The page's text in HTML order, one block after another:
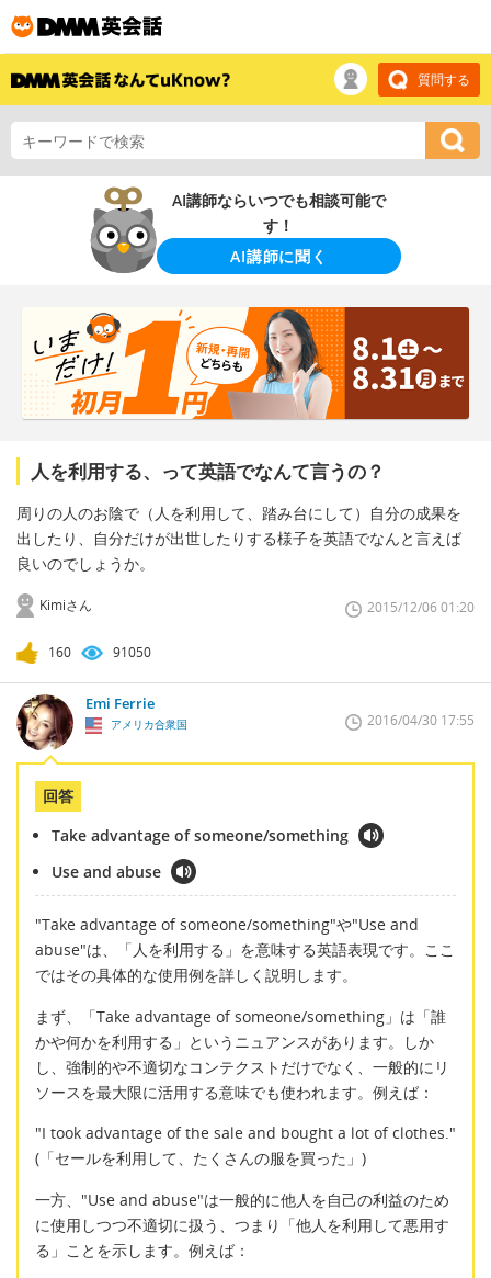
質問する
AI講師ならいつでも相談可能で
す！
AI講師に聞く
人を利用する、って英語でなんて言うの？
周りの人のお陰で（人を利用して、踏み台にして）自分の成果を
出したり、自分だけが出世したりする様子を英語でなんと言えば
良いのでしょうか。
Kimiさん 2015/12/06 01:20
160 91050
Emi Ferrie
アメリカ合衆国 2016/04/30 17:55
回答
Take advantage of someone/something
Use and abuse
"Take advantage of someone/something"や"Use and
abuse"は、「人を利用する」を意味する英語表現です。ここ
ではその具体的な使用例を詳しく説明します。
まず、「Take advantage of someone/something」は「誰
かや何かを利用する」というニュアンスがあります。しか
し、強制的や不適切なコンテクストだけでなく、一般的にリ
ソースを最大限に活用する意味でも使われます。例えば：
"I took advantage of the sale and bought a lot of clothes."
(「セールを利用して、たくさんの服を買った」)
一方、"Use and abuse"は一般的に他人を自己の利益のため
に使用しつつ不適切に扱う、つまり「他人を利用して悪用す
る」ことを示します。例えば：